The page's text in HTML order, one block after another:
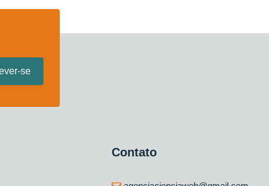
Contato